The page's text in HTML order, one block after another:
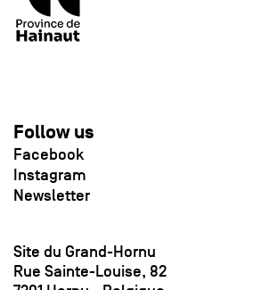
Follow us
Facebook
Instagram
Newsletter
Site du Grand-Hornu
Rue Sainte-Louise, 82